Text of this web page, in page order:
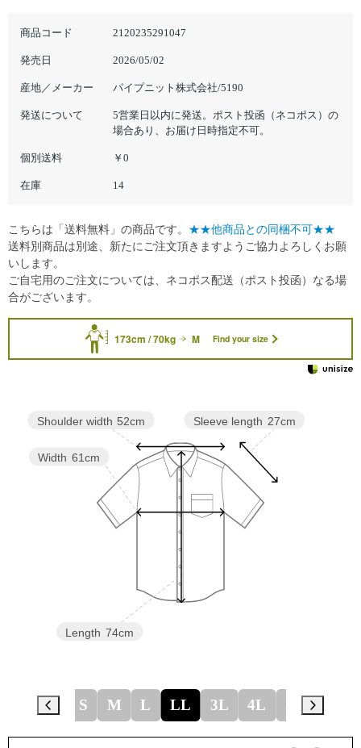
商品コード 2120235291047
発売日 2026/05/02
産地／メーカー パイプニット株式会社/5190
発送について
5営業日以内に発送。ポスト投函（ネコポス）の
場合あり、お届け日時指定不可。
個別送料 ￥0
在庫 14
173cm / 70kg M Find your size
Sleeve length 27cm
Length 74cm
Width 61cm
Shoulder width 52cm
S M L LL 3L 4L
こちらは「送料無料」の商品です。 ★★他商品との同梱不可★★
送料別商品は別途、新たにご注文頂きますようご協力よろしくお願
いします。
ご自宅用のご注文については、ネコポス配送（ポスト投函）なる場
合がございます。